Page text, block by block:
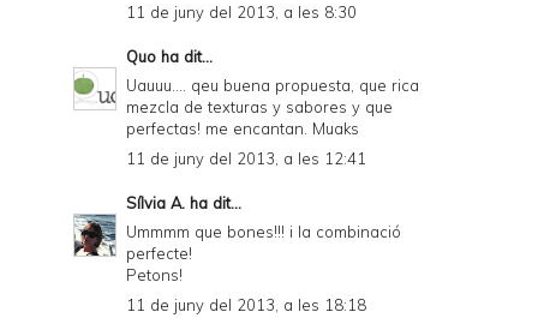
11 de juny del 2013, a les 8:30
Quo ha dit...
Uauuu.... qeu buena propuesta, que rica
mezcla de texturas y sabores y que
perfectas! me encantan. Muaks
11 de juny del 2013, a les 12:41
Sílvia A. ha dit...
Ummmm que bones!!! i la combinació
perfecte!
Petons!
11 de juny del 2013, a les 18:18